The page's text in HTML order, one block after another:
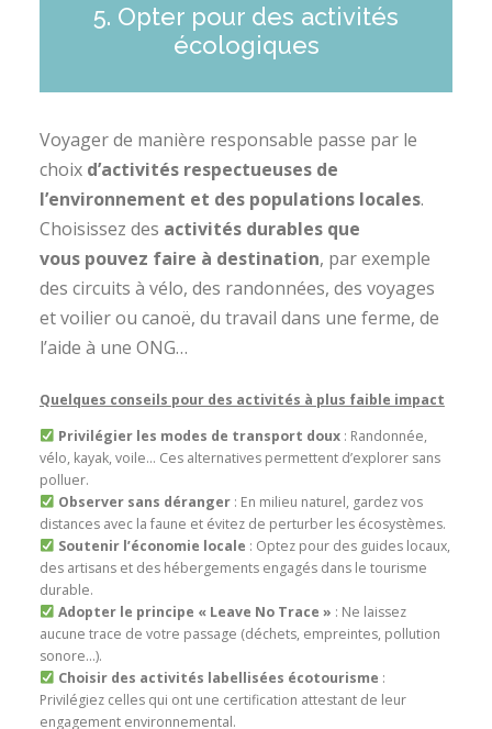
5. Opter pour des activités
écologiques
Voyager de manière responsable passe par le
choix d’activités respectueuses de
l’environnement et des populations locales.
Choisissez des activités durables que
vous pouvez faire à destination, par exemple
des circuits à vélo, des randonnées, des voyages
et voilier ou canoë, du travail dans une ferme, de
l’aide à une ONG…
Quelques conseils pour des activités à plus faible impact
Privilégier les modes de transport doux: Randonnée,
vélo, kayak, voile… Ces alternatives permettent d’explorer sans
polluer.
Observer sans déranger: En milieu naturel, gardez vos
distances avec la faune et évitez de perturber les écosystèmes.
Soutenir l’économie locale : Optez pour des guides locaux,
des artisans et des hébergements engagés dans le tourisme
durable.
Adopter le principe « Leave No Trace » : Ne laissez
aucune trace de votre passage (déchets, empreintes, pollution
sonore…).
Choisir des activités labellisées écotourisme :
Privilégiez celles qui ont une certification attestant de leur
engagement environnemental.